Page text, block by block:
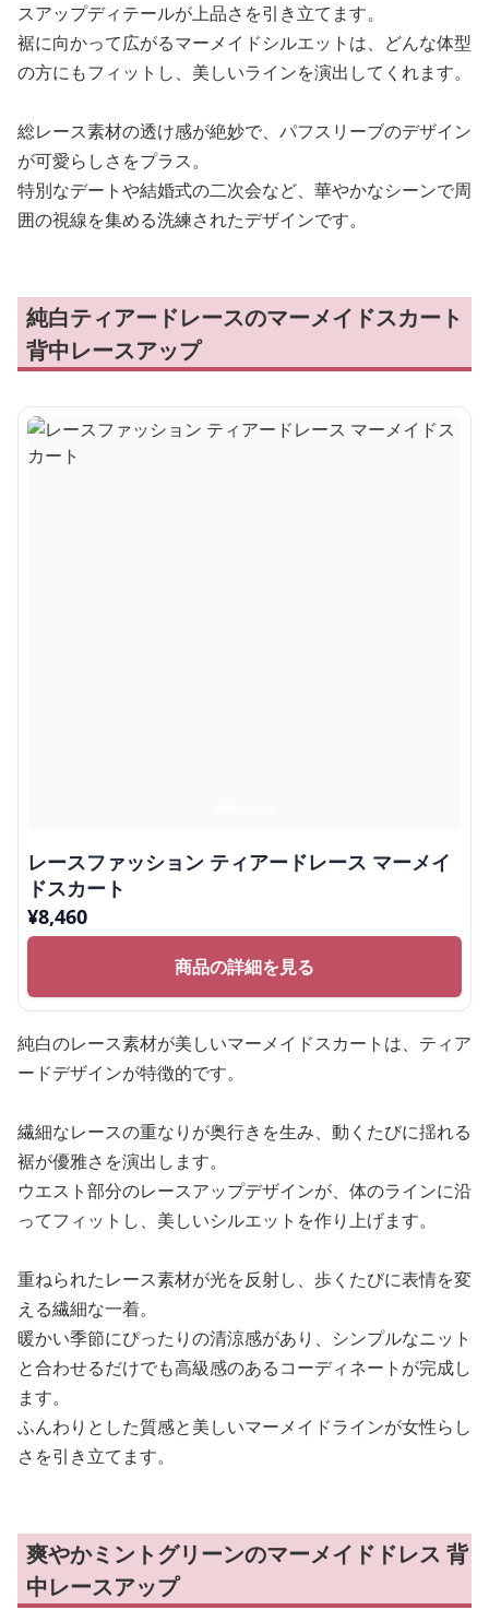
スアップディテールが上品さを引き立てます。
裾に向かって広がるマーメイドシルエットは、どんな体型
の方にもフィットし、美しいラインを演出してくれます。
総レース素材の透け感が絶妙で、パフスリーブのデザイン
が可愛らしさをプラス。
特別なデートや結婚式の二次会など、華やかなシーンで周
囲の視線を集める洗練されたデザインです。
純白ティアードレースのマーメイドスカート
背中レースアップ
レースファッション ティアードレース マーメイ
ドスカート
¥8,460
商品の詳細を見る
純白のレース素材が美しいマーメイドスカートは、ティア
ードデザインが特徴的です。
繊細なレースの重なりが奥行きを生み、動くたびに揺れる
裾が優雅さを演出します。
ウエスト部分のレースアップデザインが、体のラインに沿
ってフィットし、美しいシルエットを作り上げます。
重ねられたレース素材が光を反射し、歩くたびに表情を変
える繊細な一着。
暖かい季節にぴったりの清涼感があり、シンプルなニット
と合わせるだけでも高級感のあるコーディネートが完成し
ます。
ふんわりとした質感と美しいマーメイドラインが女性らし
さを引き立てます。
爽やかミントグリーンのマーメイドドレス 背
中レースアップ